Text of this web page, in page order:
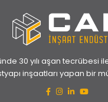
30 yılı aşan tecrübesi
inşaatları yapan bir